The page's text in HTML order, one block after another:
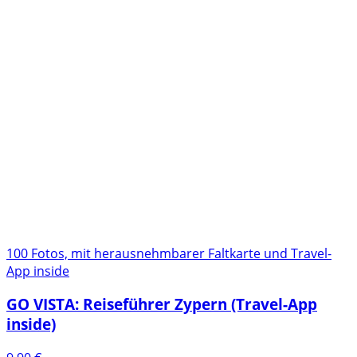
100 Fotos, mit herausnehmbarer Faltkarte und Travel-
App inside
GO VISTA: Reiseführer Zypern (Travel-App
inside)